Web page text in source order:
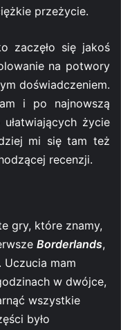
przeżycie.
zaczęło się jakoś
na potwory
doświadczeniem.
i po najnowszą
życie
mi się tam też
recenzji.
gry, które znamy,
Borderlands,
Uczucia mam
w dwójce,
wszystkie
było